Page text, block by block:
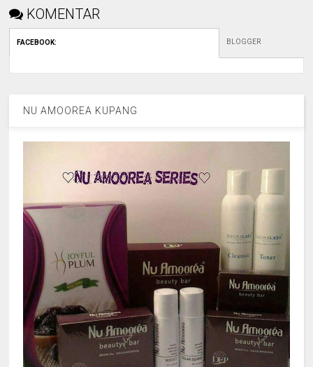
KOMENTAR
FACEBOOK: BLOGGER
NU AMOOREA KUPANG